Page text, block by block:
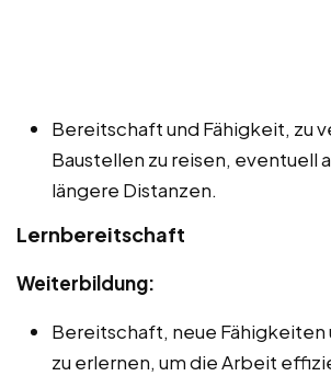
Bereitschaft und Fähigkeit, zu
Baustellen zu reisen, eventuell
längere Distanzen.
Lernbereitschaft
Weiterbildung:
Bereitschaft, neue Fähigkeiten
zu erlernen, um die Arbeit